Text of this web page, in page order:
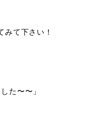
みて下さい！
た〜〜」